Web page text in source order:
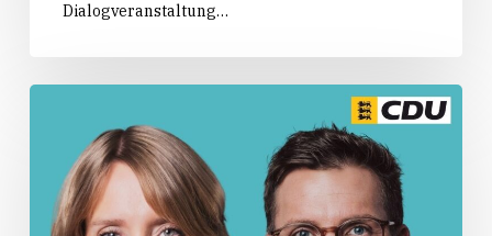
Dialogveranstaltung…
Einladung:
Wahlkreis